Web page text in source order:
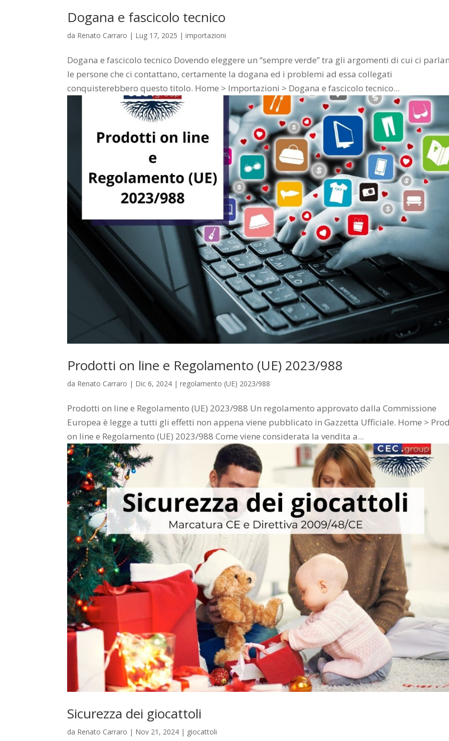
Dogana e fascicolo tecnico
da Renato Carraro | Lug 17, 2025 |importazioni
Dogana e fascicolo tecnico Dovendo eleggere un “sempre verde” tra gli argomenti di cui ci
le persone che ci contattano, certamente la dogana ed i problemi ad essa collegati
conquisterebbero questo titolo. Home > Importazioni > Dogana e fascicolo tecnico...
Prodotti on line e Regolamento (UE) 2023/988
da Renato Carraro | Dic 6, 2024 |regolamento (UE) 2023/988
Prodotti on line e Regolamento (UE) 2023/988 Un regolamento approvato dalla Commissione
Europea è legge a tutti gli effetti non appena viene pubblicato in Gazzetta Ufficiale. Home >
on line e Regolamento (UE) 2023/988 Come viene considerata la vendita a...
Sicurezza dei giocattoli
da Renato Carraro | Nov 21, 2024 | giocattoli